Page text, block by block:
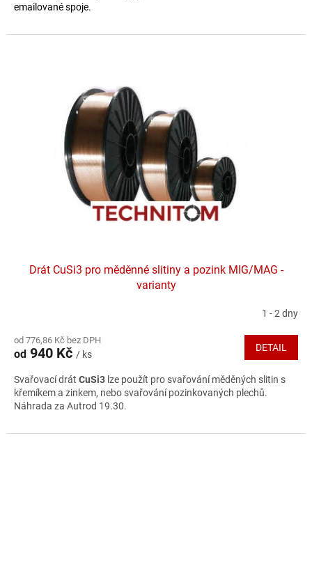
emailované spoje.
Drát CuSi3 pro měděnné slitiny a pozink MIG/MAG -
varianty
produktu
je
z
5
hvězdiček.
1 - 2 dny
od 776,86 Kč bez DPH
od 940 Kč / ks
DETAIL
Svařovací drát CuSi3 lze použít pro svařování měděných slitin s
křemíkem a zinkem, nebo svařování pozinkovaných plechů.
Náhrada za Autrod 19.30.